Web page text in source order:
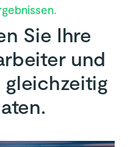
Sie Ihre
und
gleichzeitig